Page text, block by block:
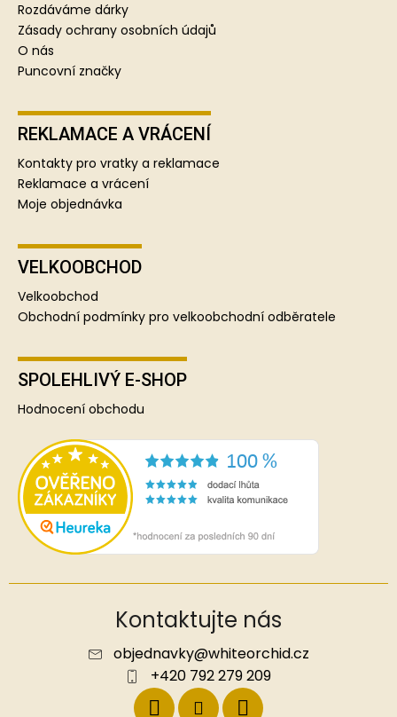
Rozdáváme dárky
Zásady ochrany osobních údajů
O nás
Puncovní značky
REKLAMACE A VRÁCENÍ
Kontakty pro vratky a reklamace
Reklamace a vrácení
Moje objednávka
VELKOOBCHOD
Velkoobchod
Obchodní podmínky pro velkoobchodní odběratele
SPOLEHLIVÝ E-SHOP
Hodnocení obchodu
Kontaktujte nás
objednavky@whiteorchid.cz
+420 792 279 209